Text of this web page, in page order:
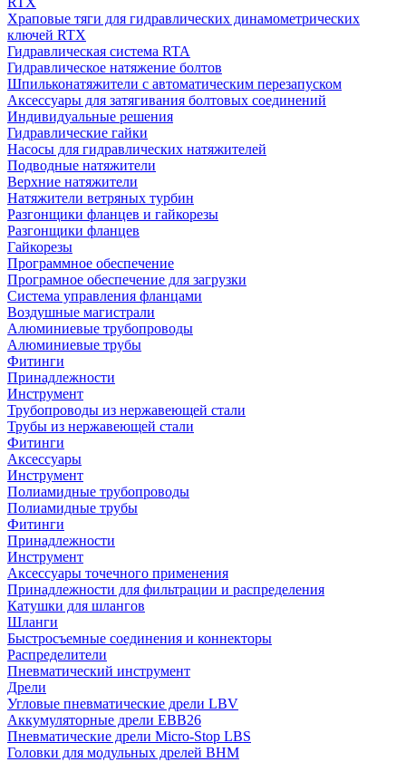
Храповые тяги для гидравлических динамометрических
ключей RTX
Гидравлическая система RTA
Гидравлическое натяжение болтов
Шпильконатяжители с автоматическим перезапуском
Аксессуары для затягивания болтовых соединений
Индивидуальные решения
Гидравлические гайки
Насосы для гидравлических натяжителей
Подводные натяжители
Верхние натяжители
Натяжители ветряных турбин
Разгонщики фланцев и гайкорезы
Разгонщики фланцев
Гайкорезы
Программное обеспечение
Програмное обеспечение для загрузки
Система управления фланцами
Воздушные магистрали
Алюминиевые трубопроводы
Алюминиевые трубы
Фитинги
Принадлежности
Инструмент
Трубопроводы из нержавеющей стали
Трубы из нержавеющей стали
Фитинги
Аксессуары
Инструмент
Полиамидные трубопроводы
Полиамидные трубы
Фитинги
Принадлежности
Инструмент
Аксессуары точечного применения
Принадлежности для фильтрации и распределения
Катушки для шлангов
Шланги
Быстросъемные соединения и коннекторы
Распределители
Пневматический инструмент
Дрели
Угловые пневматические дрели LBV
Аккумуляторные дрели EBB26
Пневматические дрели Micro-Stop LBS
Головки для модульных дрелей BHM